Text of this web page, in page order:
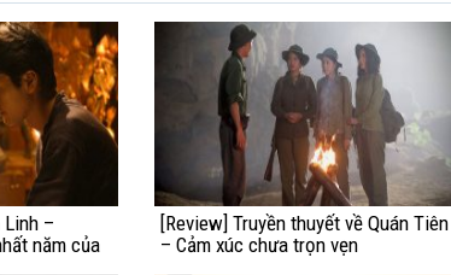
Linh –
năm của
[Review] Truyền thuyết về Quán Tiên
– Cảm xúc chưa trọn vẹn